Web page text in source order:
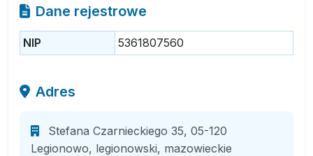
Dane rejestrowe
NIP 5361807560
Adres
Stefana Czarnieckiego 35, 05-120
Legionowo, legionowski, mazowieckie